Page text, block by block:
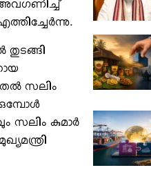
തുടങ്ങി
സലിം
സലിം കുമാര്‍